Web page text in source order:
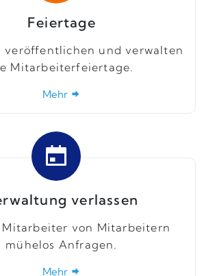
Feiertage
veröffentlichen und verwalten
Mitarbeiterfeiertage.
Mehr
verlassen
Mitarbeiter von Mitarbeitern
mühelos Anfragen.
Mehr